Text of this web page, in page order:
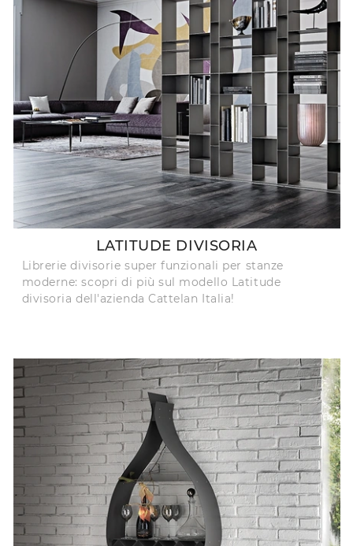
LATITUDE DIVISORIA
Librerie divisorie super funzionali per stanze
moderne: scopri di più sul modello Latitude
divisoria dell'azienda Cattelan Italia!